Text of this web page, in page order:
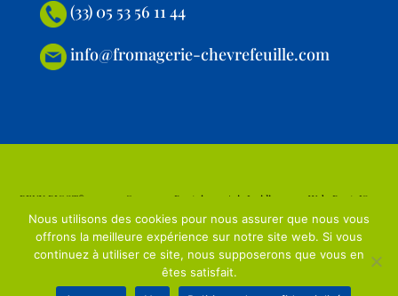
(33) 05 53 56 11 44
info@fromagerie-chevrefeuille.com
RENY PICOT® 2023 Conçu par Puntojs Avis Juridique Web: PuntoJS
Nous utilisons des cookies pour nous assurer que nous vous
offrons la meilleure expérience sur notre site web. Si vous
continuez à utiliser ce site, nous supposerons que vous en
êtes satisfait.